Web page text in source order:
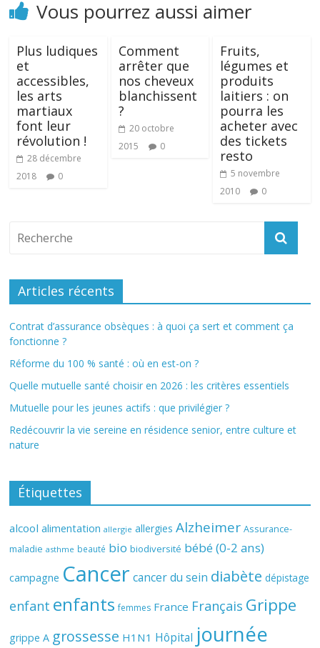
Vous pourrez aussi aimer
Plus ludiques
et
accessibles,
les arts
martiaux
font leur
révolution !
28 décembre
2018
0
Comment
arrêter que
nos cheveux
blanchissent
?
20 octobre
2015
0
Fruits,
légumes et
produits
laitiers : on
pourra les
acheter avec
des tickets
resto
5 novembre
2010
0
Articles récents
Contrat d’assurance obsèques : à quoi ça sert et comment ça
fonctionne ?
Réforme du 100 % santé : où en est-on ?
Quelle mutuelle santé choisir en 2026 : les critères essentiels
Mutuelle pour les jeunes actifs : que privilégier ?
Redécouvrir la vie sereine en résidence senior, entre culture et
nature
Étiquettes
alcool alimentation allergie allergies Alzheimer Assurance-
maladie asthme beauté bio biodiversité bébé (0-2 ans)
campagne Cancer cancer du sein diabète dépistage
enfant enfants femmes France Français Grippe
grippe A grossesse H1N1 Hôpital journée